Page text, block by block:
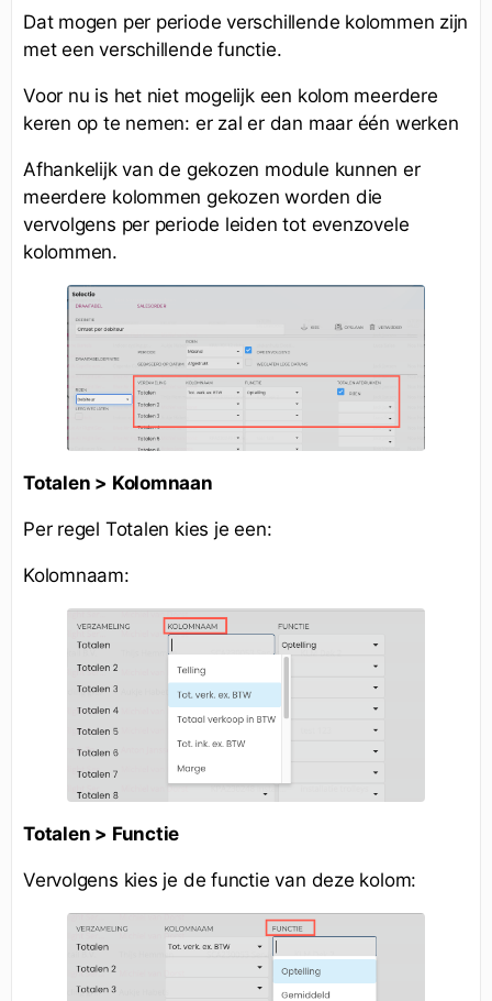
Dat mogen per periode verschillende kolommen zijn
met een verschillende functie.
Voor nu is het niet mogelijk een kolom meerdere
keren op te nemen: er zal er dan maar één werken
Afhankelijk van de gekozen module kunnen er
meerdere kolommen gekozen worden die
vervolgens per periode leiden tot evenzovele
kolommen.
Totalen > Kolomnaan
Per regel Totalen kies je een:
Kolomnaam:
Totalen > Functie
Vervolgens kies je de functie van deze kolom: